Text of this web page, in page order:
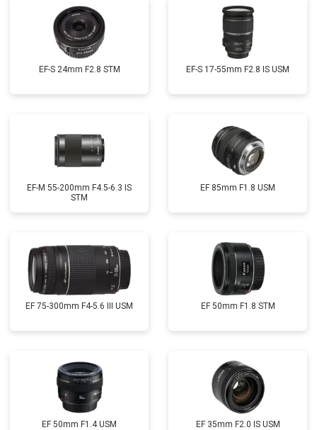
EF-S 24mm F2.8 STM EF-S 17-55mm F2.8 IS USM
EF-M 55-200mm F4.5-6.3 IS
STM
EF 85mm F1.8 USM
EF 75-300mm F4-5.6 III USM EF 50mm F1.8 STM
EF 50mm F1.4 USM EF 35mm F2.0 IS USM